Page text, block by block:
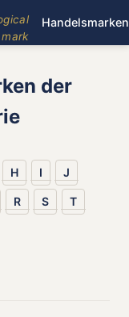
Handelsmarken
der
H I J
R S T